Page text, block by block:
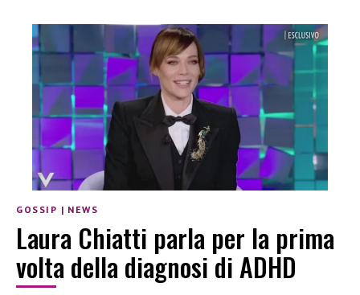
GOSSIP | NEWS
Laura Chiatti parla per la prima
volta della diagnosi di ADHD